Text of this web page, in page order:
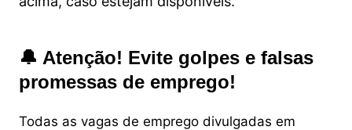
🔔 Atenção! Evite golpes e falsas
promessas de emprego!
Todas as vagas de emprego divulgadas em